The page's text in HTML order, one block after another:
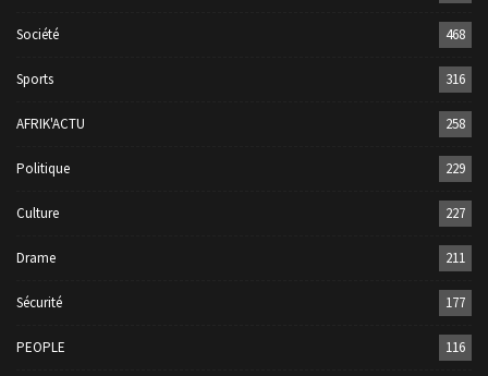
Société 468
Sports 316
AFRIK'ACTU 258
Politique 229
Culture 227
Drame 211
Sécurité 177
PEOPLE 116